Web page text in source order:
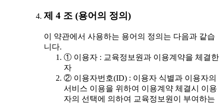
제 4 조 (용어의 정의)
이 약관에서 사용하는 용어의 정의는 다음과 같습
니다.
① 이용자 : 교육정보원과 이용계약을 체결한
자
② 이용자번호(ID) : 이용자 식별과 이용자의
서비스 이용을 위하여 이용계약 체결시 이용
자의 선택에 의하여 교육정보원이 부여하는